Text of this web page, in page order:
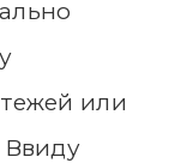
или
Ввиду